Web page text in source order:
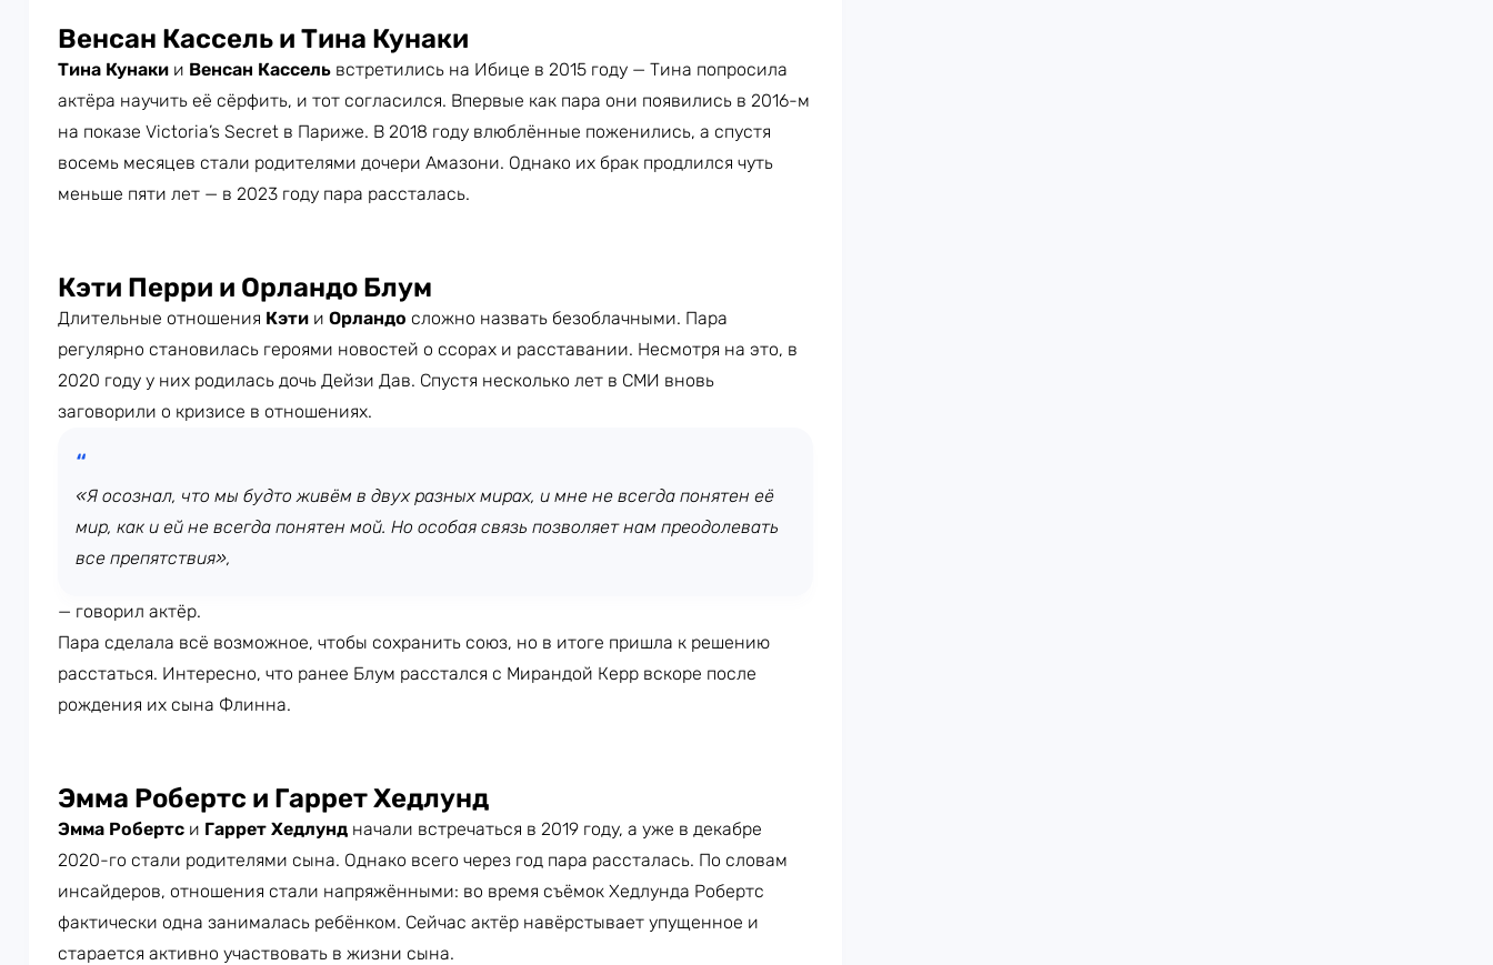
Венсан Кассель и Тина Кунаки
Тина Кунаки и Венсан Кассель встретились на Ибице в 2015 году — Тина попросила
актёра научить её сёрфить, и тот согласился. Впервые как пара они появились в 2016-м
на показе Victoria’s Secret в Париже. В 2018 году влюблённые поженились, а спустя
восемь месяцев стали родителями дочери Амазони. Однако их брак продлился чуть
меньше пяти лет — в 2023 году пара рассталась.
Кэти Перри и Орландо Блум
Длительные отношения Кэти и Орландо сложно назвать безоблачными. Пара
регулярно становилась героями новостей о ссорах и расставании. Несмотря на это, в
2020 году у них родилась дочь Дейзи Дав. Спустя несколько лет в СМИ вновь
заговорили о кризисе в отношениях.
«Я осознал, что мы будто живём в двух разных мирах, и мне не всегда понятен её
мир, как и ей не всегда понятен мой. Но особая связь позволяет нам преодолевать
все препятствия»,
— говорил актёр.
Пара сделала всё возможное, чтобы сохранить союз, но в итоге пришла к решению
расстаться. Интересно, что ранее Блум расстался с Мирандой Керр вскоре после
рождения их сына Флинна.
Эмма Робертс и Гаррет Хедлунд
Эмма Робертс и Гаррет Хедлунд начали встречаться в 2019 году, а уже в декабре
2020-го стали родителями сына. Однако всего через год пара рассталась. По словам
инсайдеров, отношения стали напряжёнными: во время съёмок Хедлунда Робертс
фактически одна занималась ребёнком. Сейчас актёр навёрстывает упущенное и
старается активно участвовать в жизни сына.